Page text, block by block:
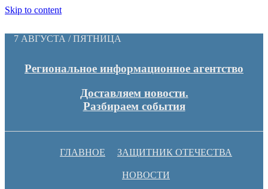
Skip to content
7 АВГУСТА / ПЯТНИЦА
Региональное информационное агентство
Доставляем новости.
Разбираем события
ГЛАВНОЕ ЗАЩИТНИК ОТЕЧЕСТВА
НОВОСТИ